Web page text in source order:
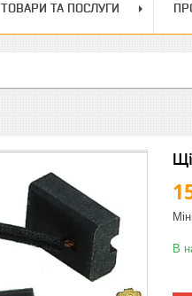
ТОВАРИ ТА ПОСЛУГИ
В